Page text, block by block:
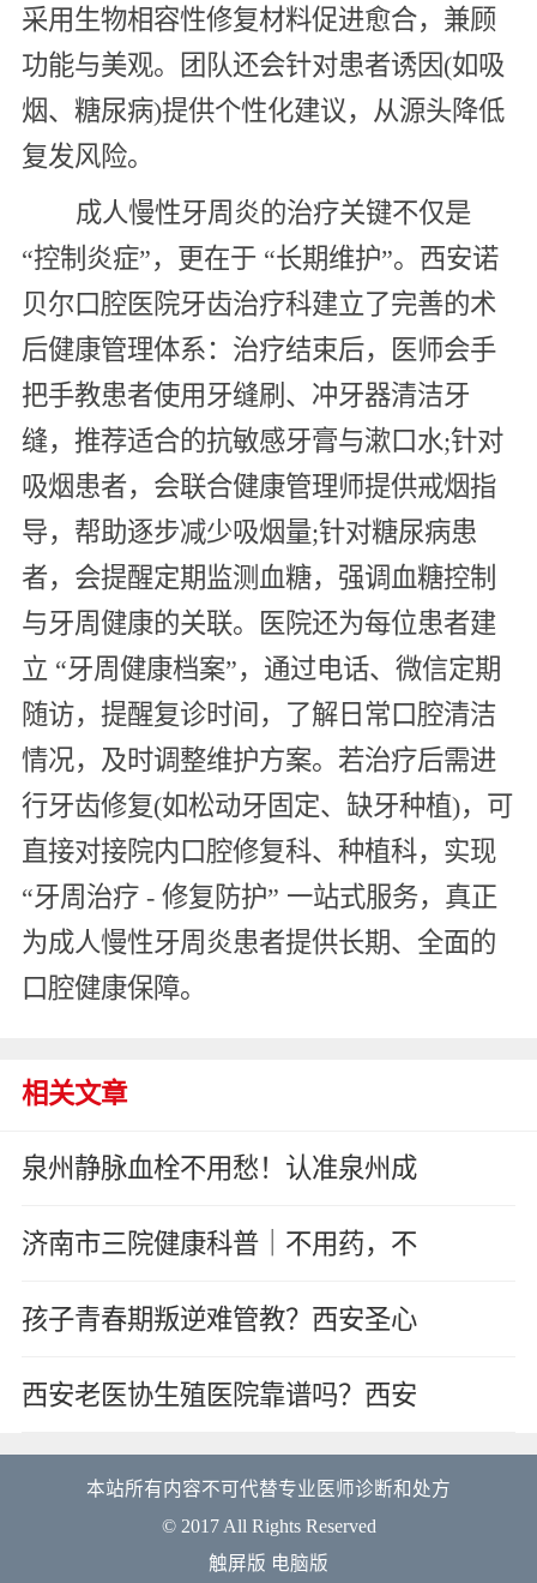
采用生物相容性修复材料促进愈合，兼顾
功能与美观。团队还会针对患者诱因(如吸
烟、糖尿病)提供个性化建议，从源头降低
复发风险。
成人慢性牙周炎的治疗关键不仅是
“控制炎症”，更在于 “长期维护”。西安诺
贝尔口腔医院牙齿治疗科建立了完善的术
后健康管理体系：治疗结束后，医师会手
把手教患者使用牙缝刷、冲牙器清洁牙
缝，推荐适合的抗敏感牙膏与漱口水;针对
吸烟患者，会联合健康管理师提供戒烟指
导，帮助逐步减少吸烟量;针对糖尿病患
者，会提醒定期监测血糖，强调血糖控制
与牙周健康的关联。医院还为每位患者建
立 “牙周健康档案”，通过电话、微信定期
随访，提醒复诊时间，了解日常口腔清洁
情况，及时调整维护方案。若治疗后需进
行牙齿修复(如松动牙固定、缺牙种植)，可
直接对接院内口腔修复科、种植科，实现
“牙周治疗 - 修复防护” 一站式服务，真正
为成人慢性牙周炎患者提供长期、全面的
口腔健康保障。
相关文章
泉州静脉血栓不用愁！认准泉州成
济南市三院健康科普｜不用药，不
孩子青春期叛逆难管教？西安圣心
西安老医协生殖医院靠谱吗？西安
本站所有内容不可代替专业医师诊断和处方
© 2017 All Rights Reserved
触屏版 电脑版